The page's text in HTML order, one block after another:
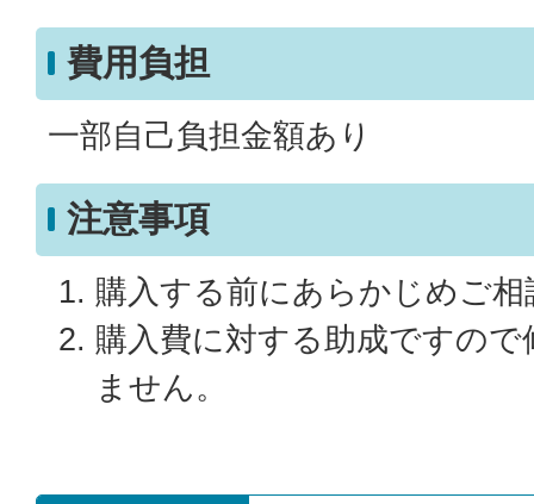
費用負担
一部自己負担金額あり
注意事項
購入する前にあらかじめご
購入費に対する助成ですの
ません。